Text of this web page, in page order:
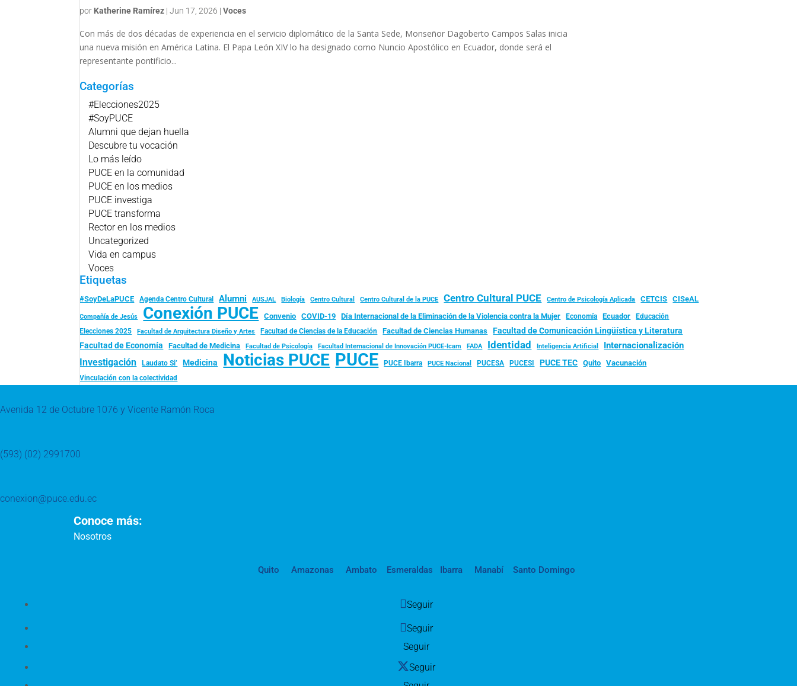
por Katherine Ramírez |Jun 17, 2026 |Voces
Con más de dos décadas de experiencia en el servicio diplomático de la Santa Sede, Monseñor Dagoberto Campos Salas inicia
una nueva misión en América Latina. El Papa León XIV lo ha designado como Nuncio Apostólico en Ecuador, donde será el
representante pontificio...
Categorías
#Elecciones2025
#SoyPUCE
Alumni que dejan huella
Descubre tu vocación
Lo más leído
PUCE en la comunidad
PUCE en los medios
PUCE investiga
PUCE transforma
Rector en los medios
Uncategorized
Vida en campus
Voces
Etiquetas
#SoyDeLaPUCE Agenda Centro Cultural Alumni AUSJAL Biología Centro Cultural Centro Cultural de la PUCE Centro Cultural PUCE Centro de Psicología Aplicada CETCIS CISeAL
Compañía de Jesús Conexión PUCE Convenio COVID-19 Día Internacional de la Eliminación de la Violencia contra la Mujer Economía Ecuador
Educación
Elecciones 2025
Facultad de Arquitectura Diseño y Artes Facultad de Ciencias de la Educación Facultad de Ciencias Humanas Facultad de Comunicación Lingüística y Literatura
Facultad de Economía Facultad de Medicina Facultad de Psicología Facultad Internacional de Innovación PUCE-Icam FADA Identidad Inteligencia Artificial Internacionalización
Investigación Laudato Si’ Medicina Noticias PUCE PUCE PUCE Ibarra PUCE Nacional PUCESA PUCESI PUCE TEC Quito Vacunación
Vinculación con la colectividad
Avenida 12 de Octubre 1076 y Vicente Ramón Roca
(593) (02) 2991700
conexion@puce.edu.ec
Conoce más:
Nosotros
Quito Amazonas Ambato Esmeraldas Ibarra Manabí Santo Domingo
Seguir
Seguir
Seguir
Seguir